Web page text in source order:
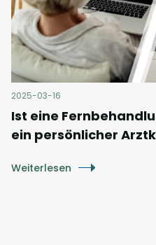
2025-03-16
Ist eine
ein persönlicher
Weiterlesen